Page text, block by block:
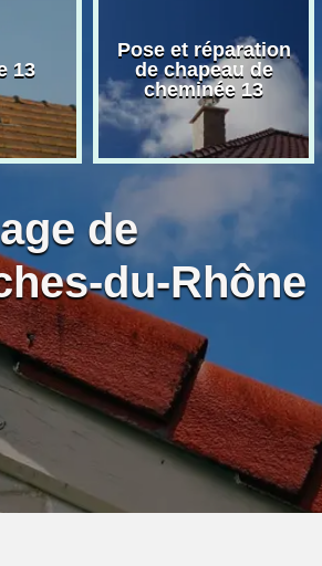
13
Pose et réparation
de chapeau de
cheminée 13
de
du-Rhône